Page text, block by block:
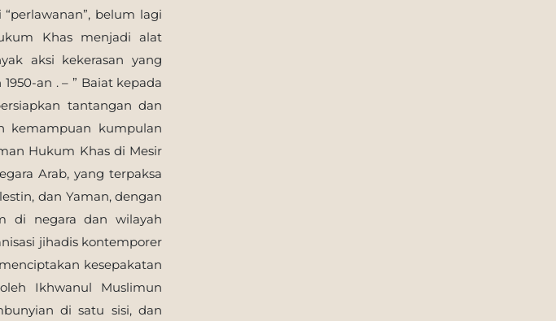
belum lagi
Khas menjadi alat
aksi kekerasan yang
an . – ” Baiat kepada
tantangan dan
kemampuan kumpulan
Hukum Khas di Mesir
Arab, yang terpaksa
dan Yaman, dengan
di negara dan wilayah
jihadis kontemporer
kesepakatan
Ikhwanul Muslimun
di satu sisi, dan